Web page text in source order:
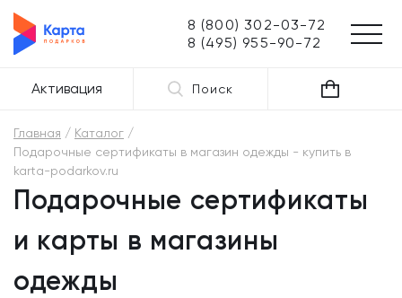
8 (800) 302-03-72
8 (495) 955-90-72
Активация Поиск
Главная
Каталог
Подарочные сертификаты в магазин одежды - купить в
karta-podarkov.ru
Подарочные сертификаты
и карты в магазины
одежды